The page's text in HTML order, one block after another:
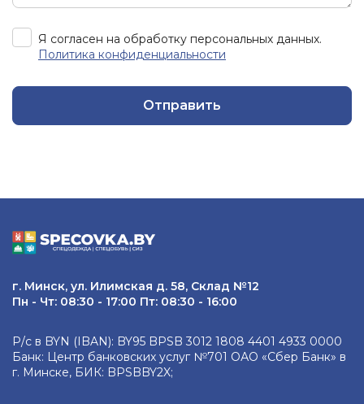
Я согласен на обработку персональных данных.
Политика конфиденциальности
Отправить
г. Минск, ул. Илимская д. 58, Склад №12
Пн - Чт: 08:30 - 17:00 Пт: 08:30 - 16:00
Р/с в BYN (IBAN): BY95 BPSB 3012 1808 4401 4933 0000
Банк: Центр банковских услуг №701 ОАО «Сбер Банк» в
г. Минске, БИК: BPSBBY2X;